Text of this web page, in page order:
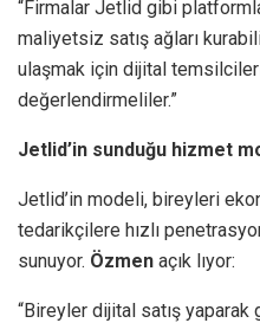
“Firmalar Jetlid gibi
maliyetsiz satış ağları
ulaşmak için dijital
değerlendirmeliler.”
Jetlid’in sunduğu hizmet
Jetlid’in modeli, bireyleri
tedarikçilere hızlı
sunuyor. Özmen açık lıyor:
“Bireyler dijital satış